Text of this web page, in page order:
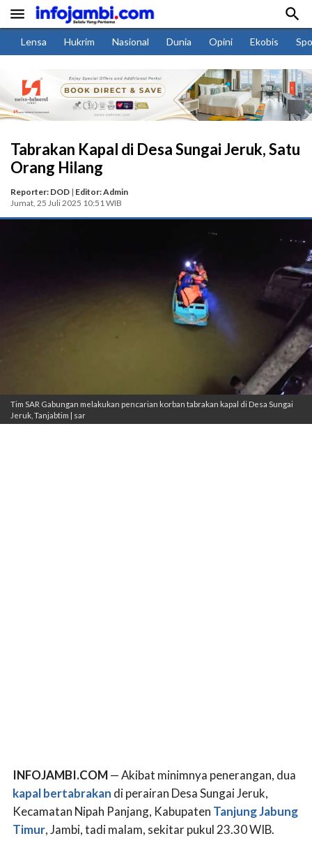
 
Lensa Hukrim Nasional Dunia Opini Ekobis
Tabrakan Kapal di Desa Sungai Jeruk, Satu
Orang Hilang
Reporter: DOD | Editor: Admin
Jumat, 25 Juli 2025 10:51 WIB
Tim SAR Gabungan melakukan pencarian korban tabrakan kapal di Desa Sungai
Jeruk, Tanjabtim | sar
INFOJAMBI.COM— Akibat minimnya penerangan, dua
kapal bertabrakan di perairan Desa Sungai Jeruk,
Kecamatan Nipah Panjang, Kabupaten Tanjung Jabung
Timur, Jambi, tadi malam, sekitar pukul 23.30 WIB.